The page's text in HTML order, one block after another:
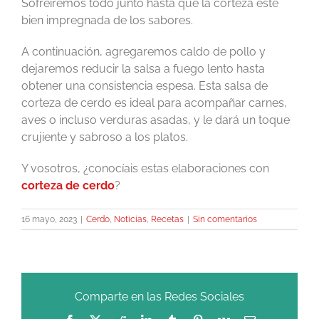
Sofreiremos todo junto hasta que la corteza esté
bien impregnada de los sabores.
A continuación, agregaremos caldo de pollo y
dejaremos reducir la salsa a fuego lento hasta
obtener una consistencia espesa. Esta salsa de
corteza de cerdo es ideal para acompañar carnes,
aves o incluso verduras asadas, y le dará un toque
crujiente y sabroso a los platos.
Y vosotros, ¿conocíais estas elaboraciones con
corteza de cerdo?
16 mayo, 2023 Cerdo, Noticias, Recetas Sin comentarios
Comparte en las Redes Sociales